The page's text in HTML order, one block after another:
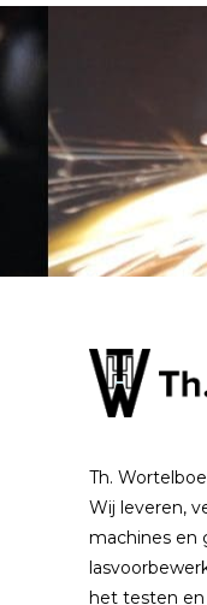
Th.
Wij leveren,
machines en
het testen en